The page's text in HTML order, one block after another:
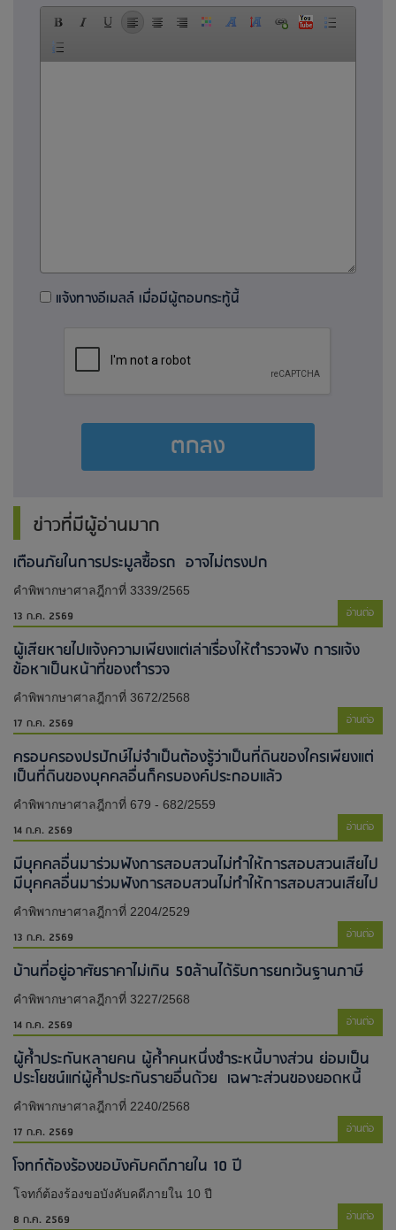
แจ้งทางอีเมลล์ เมื่อมีผู้ตอบกระทู้นี้
ตกลง
ข่าวที่มีผู้อ่านมาก
เตือนภัยในการประมูลซื้อรถ อาจไม่ตรงปก
คำพิพากษาศาลฎีกาที่ 3339/2565
13 ก.ค. 2569 อ่านต่อ
ผู้เสียหายไปแจ้งความเพียงแต่เล่าเรื่องให้ตำรวจฟัง การแจ้ง
ข้อหาเป็นหน้าที่ของตำรวจ
คำพิพากษาศาลฎีกาที่ 3672/2568
17 ก.ค. 2569 อ่านต่อ
ครอบครองปรปักษ์ไม่จำเป็นต้องรู้ว่าเป็นที่ดินของใครเพียงแต่
เป็นที่ดินของบุคคลอื่นก็ครบองค์ประกอบแล้ว
คำพิพากษาศาลฎีกาที่ 679 - 682/2559
14 ก.ค. 2569 อ่านต่อ
มีบุคคลอื่นมาร่วมฟังการสอบสวนไม่ทำให้การสอบสวนเสียไป​
มีบุคคลอื่นมาร่วมฟังการสอบสวนไม่ทำให้การสอบสวนเสียไป​
คำพิพากษาศาลฎีกาที่ 2204/2529
13 ก.ค. 2569 อ่านต่อ
บ้านที่อยู่อาศัยราคาไม่เกิน 50ล้านได้รับการยกเว้นฐานภาษี
คำพิพากษาศาลฎีกาที่ 3227/2568
14 ก.ค. 2569 อ่านต่อ
ผู้ค้ำประกันหลายคน ผู้ค้ำคนหนึ่งชำระหนี้บางส่วน ย่อมเป็น
ประโยชน์แก่ผู้ค้ำประกันรายอื่นด้วย เฉพาะส่วนของยอดหนี้
คำพิพากษาศาลฎีกาที่ 2240/2568
17 ก.ค. 2569 อ่านต่อ
โจทก์ต้องร้องขอบังคับคดีภายใน 10 ปี
โจทก์ต้องร้องขอบังคับคดีภายใน 10 ปี
8 ก.ค. 2569 อ่านต่อ